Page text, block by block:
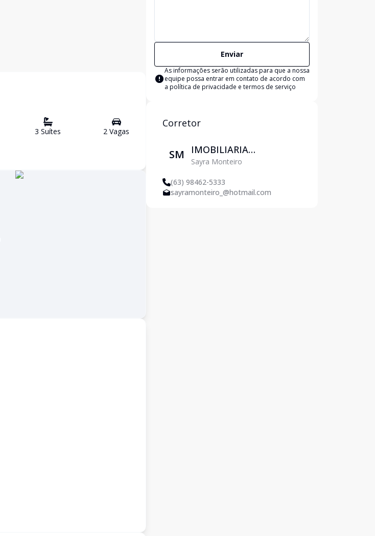
3 Suítes 2 Vagas
Enviar
As informações serão utilizadas para que a nossa
equipe possa entrar em contato de acordo com
a política de privacidade e termos de serviço
Corretor
SM
IMOBILIARIA
PETROPOLIS
Sayra Monteiro
(63) 98462-5333
sayramonteiro_@hotmail.com